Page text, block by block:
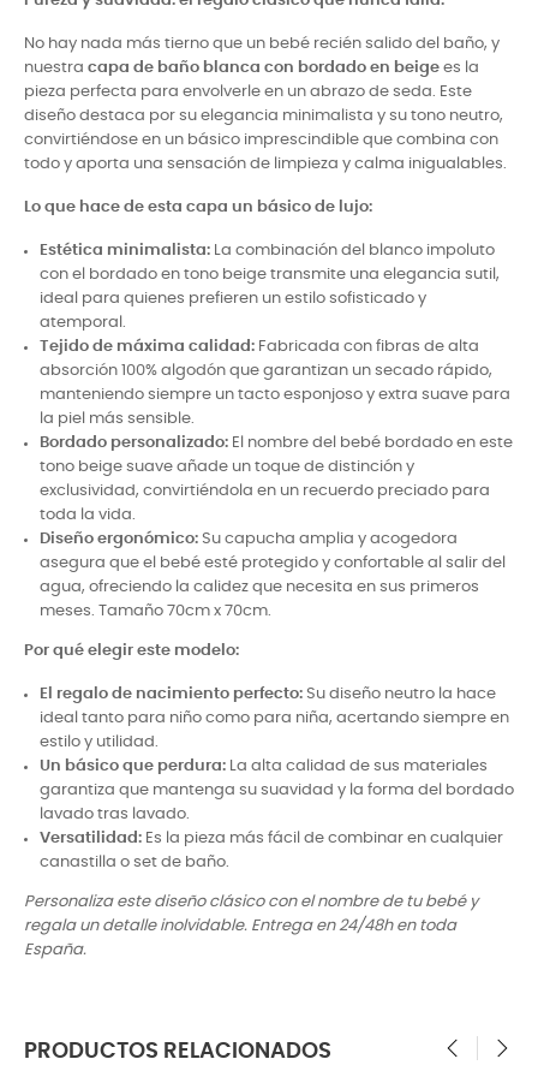
No hay nada más tierno que un bebé recién salido del baño, y
nuestra capa de baño blanca con bordado en beige es la
pieza perfecta para envolverle en un abrazo de seda. Este
diseño destaca por su elegancia minimalista y su tono neutro,
convirtiéndose en un básico imprescindible que combina con
todo y aporta una sensación de limpieza y calma inigualables.
Lo que hace de esta capa un básico de lujo:
Estética minimalista: La combinación del blanco impoluto
con el bordado en tono beige transmite una elegancia sutil,
ideal para quienes prefieren un estilo sofisticado y
atemporal.
Tejido de máxima calidad: Fabricada con fibras de alta
absorción 100% algodón que garantizan un secado rápido,
manteniendo siempre un tacto esponjoso y extra suave para
la piel más sensible.
Bordado personalizado: El nombre del bebé bordado en este
tono beige suave añade un toque de distinción y
exclusividad, convirtiéndola en un recuerdo preciado para
toda la vida.
Diseño ergonómico: Su capucha amplia y acogedora
asegura que el bebé esté protegido y confortable al salir del
agua, ofreciendo la calidez que necesita en sus primeros
meses. Tamaño 70cm x 70cm.
Por qué elegir este modelo:
El regalo de nacimiento perfecto: Su diseño neutro la hace
ideal tanto para niño como para niña, acertando siempre en
estilo y utilidad.
Un básico que perdura: La alta calidad de sus materiales
garantiza que mantenga su suavidad y la forma del bordado
lavado tras lavado.
Versatilidad: Es la pieza más fácil de combinar en cualquier
canastilla o set de baño.
Personaliza este diseño clásico con el nombre de tu bebé y
regala un detalle inolvidable. Entrega en 24/48h en toda
España.
PRODUCTOS RELACIONADOS